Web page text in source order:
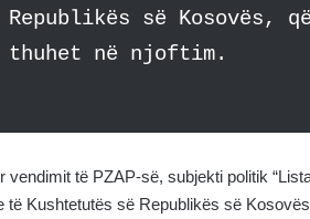
Republikës së Kosovës,
thuhet në njoftim.
vendimit të PZAP-së, subjekti politik
të Kushtetutës së Republikës së